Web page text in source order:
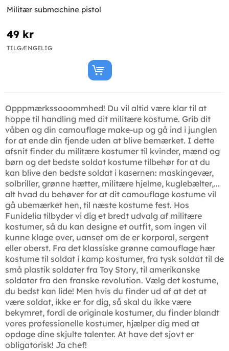
Militær submachine pistol
49 kr
TILGÆNGELIG
Opppmærkssooommhed! Du vil altid være klar til at
hoppe til handling med dit militære kostume. Grib dit
våben og din camouflage make-up og gå ind i junglen
for at ende din fjende uden at blive bemærket. I dette
afsnit finder du militære kostumer til kvinder, mænd og
børn og det bedste soldat kostume tilbehør for at du
kan blive den bedste soldat i kasernen: maskingevær,
solbriller, grønne hætter, militære hjelme, kuglebælter,...
alt hvad du behøver for at dit camouflage kostume vil
gå ubemærket hen, til næste kostume fest. Hos
Funidelia tilbyder vi dig et bredt udvalg af militære
kostumer, så du kan designe et outfit, som ingen vil
kunne klage over, uanset om de er korporal, sergent
eller oberst. Fra det klassiske grønne camouflage hær
kostume til soldat i kamp kostumer, fra tysk soldat til de
små plastik soldater fra Toy Story, til amerikanske
soldater fra den franske revolution. Vælg det kostume,
du bedst kan lide! Men hvis du finder ud af at det at
være soldat, ikke er for dig, så skal du ikke være
bekymret, fordi de originale kostumer, du finder blandt
vores professionelle kostumer, hjælper dig med at
opdage dine skjulte talenter. At have det sjovt er
obligatorisk! Ja chef!